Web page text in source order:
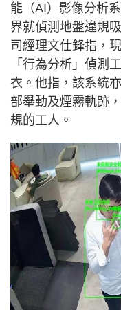
能（AI）影像分析
界就偵測地盤違規
司經理文仕鋒指，
「行為分析」偵測
衣。他指，該系統
部舉動及煙霧軌跡
規的工人。